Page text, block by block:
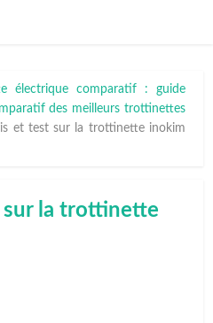
électrique comparatif : guide
des meilleurs trottinettes
et test sur la trottinette inokim
la trottinette